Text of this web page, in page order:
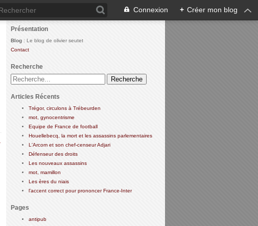
Connexion + Créer mon blog
Présentation
Blog : Le blog de olivier seutet
Contact
Recherche
Articles Récents
Trégor, circulons à Trébeurden
mot, gynocentrisme
Equipe de France de football
Houellebecq, la mort et les assassins parlementaires
L'Arcom et son chef-censeur Adjari
Défenseur des droits
Les nouveaux assassins
mot, mamillon
Les ères du niais
l'accent correct pour prononcer France-Inter
Pages
antipub